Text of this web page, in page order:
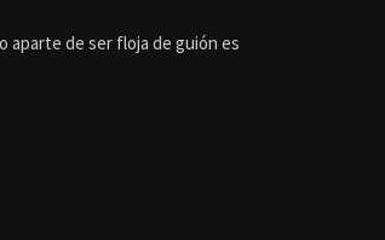
aparte de ser floja de guión es